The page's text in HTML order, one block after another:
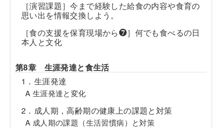
［演習課題］今まで経験した給食の内容や食育の
思い出を情報交換しよう。
［食の支援を保育現場から❼］何でも食べるの日
本人と文化
第8章 生涯発達と食生活
1．生涯発達
A 生涯発達と変化
2．成人期，高齢期の健康上の課題と対策
A 成人期の課題（生活習慣病）と対策